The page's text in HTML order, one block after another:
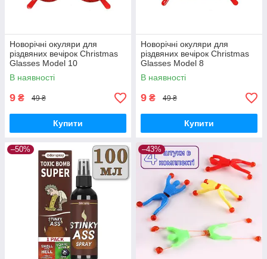
Новорічні окуляри для
різдвяних вечірок Christmas
Glasses Model 10
В наявності
9 ₴ 49 ₴
Купити
Новорічні окуляри для
різдвяних вечірок Christmas
Glasses Model 8
В наявності
9 ₴ 49 ₴
Купити
–50% –43%